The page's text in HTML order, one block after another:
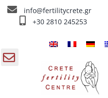
Skip
info@fertilitycrete.gr
+30 2810 245253
Chi siamo
Trattamenti d’infertilità